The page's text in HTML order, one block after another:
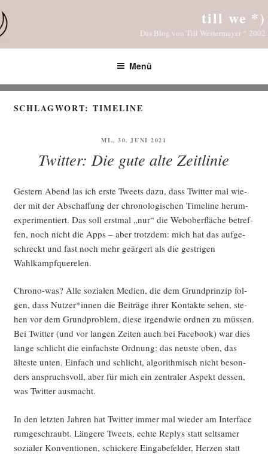
Inhalt
springen
till we *)
Das Blog von Till Westermayer * 2002
Menü
SCHLAGWORT:TIMELINE
VERÖFFENTLICHT
MI., 30. JUNI 2021
Twitter: Die gute alte Zeitlinie
Ges­tern Abend las ich ers­te Tweets dazu, dass Twit­ter mal wie­
der mit der Abschaf­fung der chro­no­lo­gi­schen Time­line her­um­
ex­pe­ri­men­tiert. Das soll erst­mal „nur“ die Web­ober­flä­che betref­
fen, noch nicht die Apps – aber trotz­dem: mich hat das auf­ge­
schreckt und fast noch mehr geär­gert als die gest­ri­gen
Wahlkampfquerelen.
Chro­no-was? Alle sozia­len Medi­en, die dem Grund­prin­zip fol­
gen, dass Nutzer*innen die Bei­trä­ge ihrer Kon­tak­te sehen, ste­
hen vor dem Grund­pro­blem, die­se irgend­wie ord­nen zu müs­sen.
Bei Twit­ter (und vor lan­gen Zei­ten auch bei Face­book) war dies
lan­ge schlicht die ein­fachs­te Ord­nung: das neus­te oben, das
ältes­te unten. Ein­fach und schlicht, algo­rith­misch nicht beson­
ders anspruchs­voll, aber für mich ein zen­tra­ler Aspekt des­sen,
was Twit­ter ausmacht.
In den letz­ten Jah­ren hat Twit­ter immer mal wie­der am Inter­face
rum­ge­schraubt. Län­ge­re Tweets, ech­te Rep­lys statt selt­sa­mer
sozia­ler Kon­ven­tio­nen, schi­cke­re Ein­ga­be­fel­der, Her­zen statt